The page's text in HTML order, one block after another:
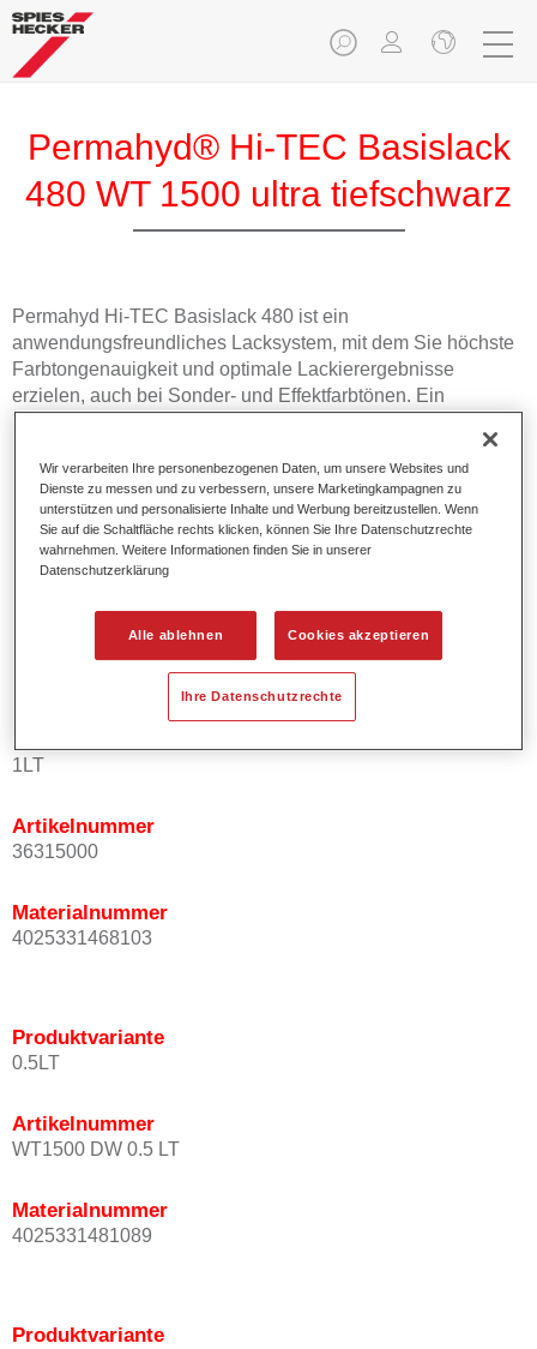
Permahyd® Hi-TEC Basislack
480 WT 1500 ultra tiefschwarz
Permahyd Hi-TEC Basislack 480 ist ein
anwendungsfreundliches Lacksystem, mit dem Sie höchste
Farbtongenauigkeit und optimale Lackierergebnisse
erzielen, auch bei Sonder- und Effektfarbtönen. Ein
Produktmerkmale
Ausgezeichnete Farbtongenauigkeit und gleichmäßige
Effektausrichtung.
Kurze Prozesszeiten.
Einfaches und sicheres Einlackieren.
Variable Anwendungsmöglichkeiten (Innenraum-,
Mehrschicht- und Mehrfarbenlackierungen).
1LT
Artikelnummer
36315000
Materialnummer
4025331468103
Produktvariante
0.5LT
Artikelnummer
WT1500 DW 0.5 LT
Materialnummer
4025331481089
Produktvariante
Wir verarbeiten Ihre personenbezogenen Daten, um unsere Websites und
Dienste zu messen und zu verbessern, unsere Marketingkampagnen zu
unterstützen und personalisierte Inhalte und Werbung bereitzustellen. Wenn
Sie auf die Schaltfläche rechts klicken, können Sie Ihre Datenschutzrechte
wahrnehmen. Weitere Informationen finden Sie in unserer
Datenschutzerklärung
Alle ablehnen Cookies akzeptieren
Ihre Datenschutzrechte